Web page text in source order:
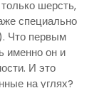
шерсть,
специально
Что первым
именно он и
И это
на углях?